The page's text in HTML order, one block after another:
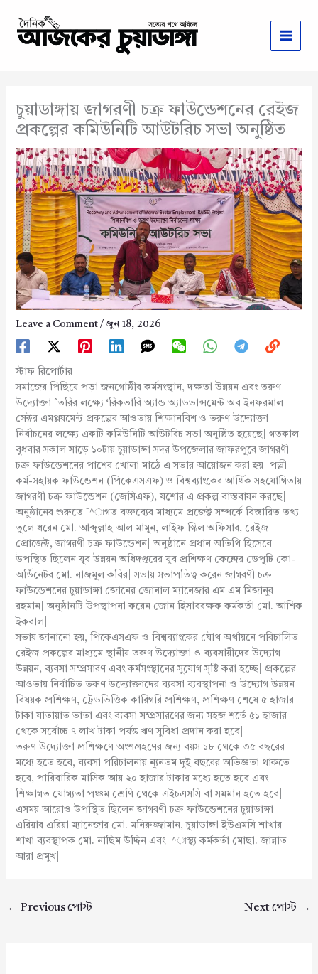
content
চুয়াডাঙ্গায় জাগরণী চক্র ফাউন্ডেশনের রেইজ
প্রকল্পের কমিউনিটি আউটরিচ সভা অনুষ্ঠিত
Leave a Comment /জুন 18, 2026
স্টাফ রিপোর্টার
সমাজের পিছিয়ে পড়া জনগোষ্ঠীর কর্মসংস্থান, দক্ষতা উন্নয়ন এবং তরুণ
উদ্যোক্তা ˆতরির লক্ষ্যে ‘রিকভারি অ্যান্ড অ্যাডভান্সমেন্ট অব ইনফরমাল
সেক্টর এমপ্লয়মেন্ট প্রকল্পের আওতায় শিক্ষানবিশ ও তরুণ উদ্যোক্তা
নির্বাচনের লক্ষ্যে একটি কমিউনিটি আউটরিচ সভা অনুষ্ঠিত হয়েছে| গতকাল
বুধবার সকাল সাড়ে ১০টায় চুয়াডাঙ্গা সদর উপজেলার জাফরপুরে জাগরণী
চক্র ফাউন্ডেশনের পাশের খোলা মাঠে এ সভার আয়োজন করা হয়| পল্লী
কর্ম-সহায়ক ফাউন্ডেশন (পিকেএসএফ) ও বিশ্বব্যাংকের আর্থিক সহযোগিতায়
জাগরণী চক্র ফাউন্ডেশন (জেসিএফ), যশোর এ প্রকল্প বাস্তবায়ন করছে|
অনুষ্ঠানের শুরুতে ¯^াগত বক্তব্যের মাধ্যমে প্রজেক্ট সম্পর্কে বিস্তারিত তথ্য
তুলে ধরেন মো. আব্দুল্লাহ আল মামুন, লাইফ স্কিল অফিসার, রেইজ
প্রোজেক্ট, জাগরণী চক্র ফাউন্ডেশন| অনুষ্ঠানে প্রধান অতিথি হিসেবে
উপস্থিত ছিলেন যুব উন্নয়ন অধিদপ্তরের যুব প্রশিক্ষণ কেন্দ্রের ডেপুটি কো-
অর্ডিনেটর মো. নাজমুল কবির| সভায় সভাপতিত্ব করেন জাগরণী চক্র
ফাউন্ডেশনের চুয়াডাঙ্গা জোনের জোনাল ম্যানেজার এম এম মিজানুর
রহমান| অনুষ্ঠানটি উপস্থাপনা করেন জোন হিসাবরক্ষক কর্মকর্তা মো. আশিক
ইকবাল|
সভায় জানানো হয়, পিকেএসএফ ও বিশ্বব্যাংকের যৌথ অর্থায়নে পরিচালিত
রেইজ প্রকল্পের মাধ্যমে স্থানীয় তরুণ উদ্যোক্তা ও ব্যবসায়ীদের উদ্যোগ
উন্নয়ন, ব্যবসা সম্প্রসারণ এবং কর্মসংস্থানের সুযোগ সৃষ্টি করা হচ্ছে| প্রকল্পের
আওতায় নির্বাচিত তরুণ উদ্যোক্তাদের ব্যবসা ব্যবস্থাপনা ও উদ্যোগ উন্নয়ন
বিষয়ক প্রশিক্ষণ, ট্রেডভিত্তিক কারিগরি প্রশিক্ষণ, প্রশিক্ষণ শেষে ৫ হাজার
টাকা যাতায়াত ভাতা এবং ব্যবসা সম্প্রসারণের জন্য সহজ শর্তে ৫১ হাজার
থেকে সর্বোচ্চ ৭ লাখ টাকা পর্যন্ত ঋণ সুবিধা প্রদান করা হবে|
তরুণ উদ্যোক্তা প্রশিক্ষণে অংশগ্রহণের জন্য বয়স ১৮ থেকে ৩৫ বছরের
মধ্যে হতে হবে, ব্যবসা পরিচালনায় ন্যূনতম দুই বছরের অভিজ্ঞতা থাকতে
হবে, পারিবারিক মাসিক আয় ২০ হাজার টাকার মধ্যে হতে হবে এবং
শিক্ষাগত যোগ্যতা পঞ্চম শ্রেণি থেকে এইচএসসি বা সমমান হতে হবে|
এসময় আরোও উপস্থিত ছিলেন জাগরণী চক্র ফাউন্ডেশনের চুয়াডাঙ্গা
এরিয়ার এরিয়া ম্যানেজার মো. মনিরুজ্জামান, চুয়াডাঙ্গা ইউএমসি শাখার
শাখা ব্যবস্থাপক মো. নাছিম উদ্দিন এবং ¯^াস্থ্য কর্মকর্তা মোছা. জান্নাত
আরা প্রমুখ|
← Previous পোস্ট Next পোস্ট →